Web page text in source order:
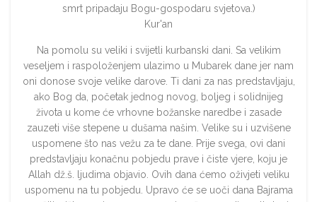
smrt pripadaju Bogu-gospodaru svjetova.)
Kur'an
Na pomolu su veliki i svijetli kurbanski dani. Sa velikim
veseljem i raspoloženjem ulazimo u Mubarek dane jer nam
oni donose svoje velike darove. Ti dani za nas predstavljaju,
ako Bog da, početak jednog novog, boljeg i solidnijeg
života u kome će vrhovne božanske naredbe i zasade
zauzeti više stepene u dušama našim. Velike su i uzvišene
uspomene što nas vežu za te dane. Prije svega, ovi dani
predstavljaju konačnu pobjedu prave i čiste vjere, koju je
Allah dž.š. ljudima objavio. Ovih dana ćemo oživjeti veliku
uspomenu na tu pobjedu. Upravo će se uoči dana Bajrama